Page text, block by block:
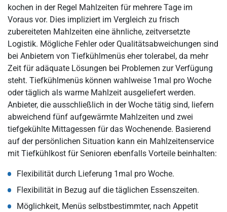
kochen in der Regel Mahlzeiten für mehrere Tage im
Voraus vor. Dies impliziert im Vergleich zu frisch
zubereiteten Mahlzeiten eine ähnliche, zeitversetzte
Logistik. Mögliche Fehler oder Qualitätsabweichungen sind
bei Anbietern von Tiefkühlmenüs eher tolerabel, da mehr
Zeit für adäquate Lösungen bei Problemen zur Verfügung
steht. Tiefkühlmenüs können wahlweise 1mal pro Woche
oder täglich als warme Mahlzeit ausgeliefert werden.
Anbieter, die ausschließlich in der Woche tätig sind, liefern
abweichend fünf aufgewärmte Mahlzeiten und zwei
tiefgekühlte Mittagessen für das Wochenende. Basierend
auf der persönlichen Situation kann ein Mahlzeitenservice
mit Tiefkühlkost für Senioren ebenfalls Vorteile beinhalten:
Flexibilität durch Lieferung 1mal pro Woche.
Flexibilität in Bezug auf die täglichen Essenszeiten.
Möglichkeit, Menüs selbstbestimmter, nach Appetit